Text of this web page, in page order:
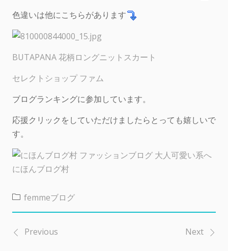
色違いは他にこちらがあります
BUTAPANA 花柄ロングニットスカート
セレクトショップ ファム
ブログランキングに参加しています。
応援クリックをしていただけましたらとっても嬉しいで
す。
にほんブログ村
femmeブログ
投Previous Next